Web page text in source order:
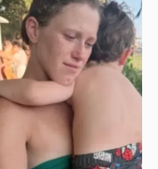
Варвара
её трёхлетний
3